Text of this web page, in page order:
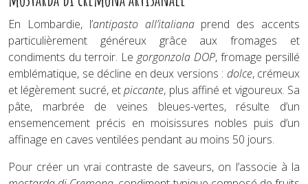
En Lombardie, l’antipasto all’italianaprend des accents
particulièrement généreux grâce aux fromages et
condiments du terroir. Le gorgonzola DOP, fromage persillé
emblématique, se décline en deux versions : dolce, crémeux
et légèrement sucré, etpiccante, plus affiné et vigoureux. Sa
pâte, marbrée de veines bleues-vertes, résulte d’un
ensemencement précis en moisissures nobles puis d’un
affinage en caves ventilées pendant au moins 50 jours.
Pour créer un vrai contraste de saveurs, on l’associe à la